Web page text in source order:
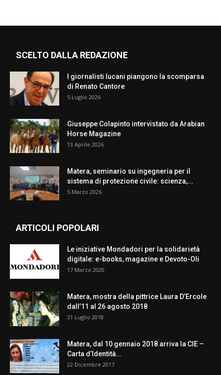
SCELTO DALLA REDAZIONE
I giornalisti lucani piangono la scomparsa
di Renato Cantore
5 Luglio 2026
Giuseppe Colapinto intervistato da Arabian
Horse Magazine
13 Aprile 2026
Matera, seminario su ingegneria per il
sistema di protezione civile: scienza,...
5 Marzo 2026
ARTICOLI POPOLARI
Le iniziative Mondadori per la solidarietà
digitale: e-books, magazine e Devoto-Oli
17 Marzo 2020
Matera, mostra della pittrice Laura D’Ercole
dall’11 al 26 agosto 2018
31 Luglio 2018
Matera, dal 10 gennaio 2018 arriva la CIE –
Carta d’Identità...
22 Dicembre 2017